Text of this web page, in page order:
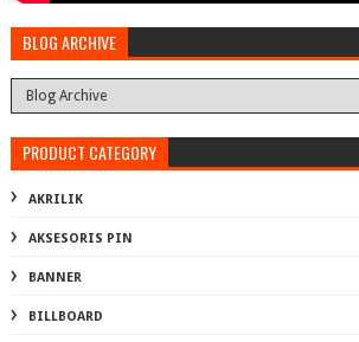
BLOG ARCHIVE
PRODUCT CATEGORY
AKRILIK
AKSESORIS PIN
BANNER
BILLBOARD